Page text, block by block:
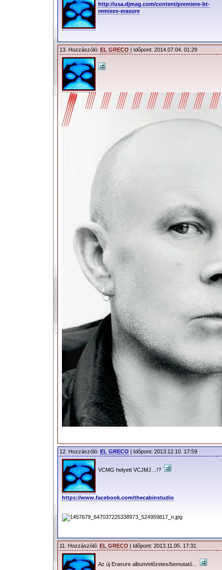
http://usa.djmag.com/content/premiere-bt-
remixes-erasure
13. Hozzászóló: EL GRECO | Időpont: 2014.07.04. 01:29
12. Hozzászóló: EL GRECO | Időpont: 2013.12.10. 17:59
VCMG helyett VCJMJ…!?
https://www.facebook.com/thecabinstudio
11. Hozzászóló: EL GRECO | Időpont: 2013.11.05. 17:31
Az új Erasure album/előzetes/bemutató...